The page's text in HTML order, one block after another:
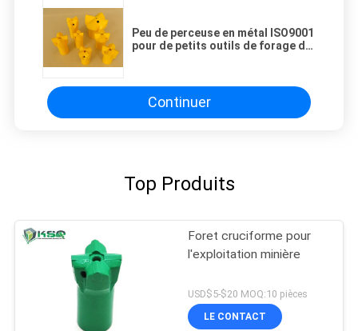
Peu de perceuse en métal ISO9001
pour de petits outils de forage de
Continuer
Top Produits
Foret cruciforme pour
l'exploitation minière
USD$5-$20 MOQ:10 pièces
LE CONTACT